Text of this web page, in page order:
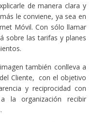
de manera clara y
le conviene, ya sea en
Móvil. Con sólo llamar
sobre las tarifas y planes
también conlleva a
Cliente, con el objetivo
y reciprocidad con
la organización recibir